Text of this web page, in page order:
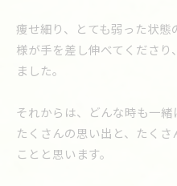
痩せ細り、とても弱った状
様が手を差し伸べてくださ
ました。
それからは、どんな時も一緒
たくさんの思い出と、たく
ことと思います。